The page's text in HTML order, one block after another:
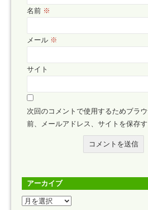
名前 ※
メール ※
サイト
次回のコメントで使用するためブラ
前、メールアドレス、サイトを保存す
アーカイブ